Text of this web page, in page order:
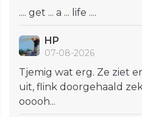
.... get ... a ... life ....
HP
07-08-2026
Tjemig wat erg. Ze ziet
uit, flink doorgehaald
ooooh...